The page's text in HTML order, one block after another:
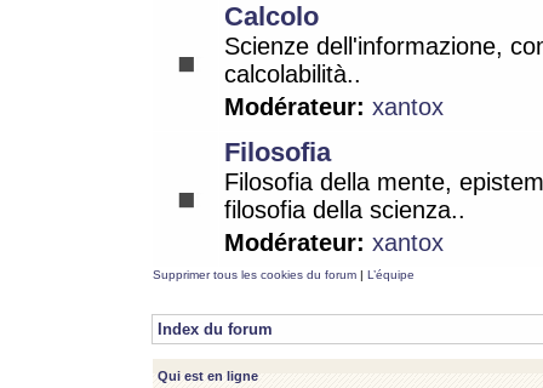
Calcolo
Scienze dell'informazione,
calcolabilità..
Modérateur: xantox
Filosofia
Filosofia della mente,
filosofia della scienza..
Modérateur: xantox
Supprimer tous les cookies du forum | L’équipe
Index du forum
Qui est en ligne